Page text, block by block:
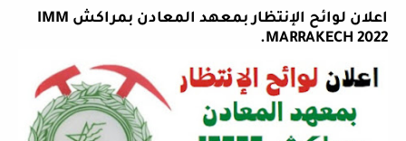
اعلان لوائح الإنتظار بمعهد المعادن بمراكش IMM
MARRAKECH 2022.